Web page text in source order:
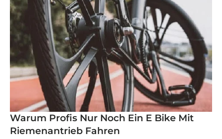
Warum Profis Nur Noch Ein E Bike Mit
Riemenantrieb Fahren